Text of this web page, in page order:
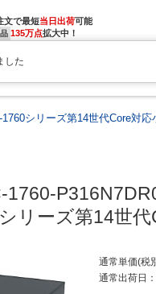
文で最短当日出荷
135万点拡大中！
1760シリーズ第14世代Core対
1760-
リーズ第14世
通常単価(税
通常出荷日：